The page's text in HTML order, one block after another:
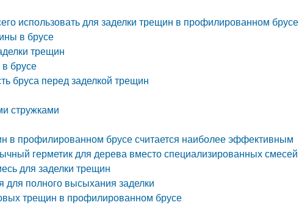
использовать для заделки трещин в профилированном брусе
в брусе
трещин
брусе
бруса перед заделкой трещин
стружками
в профилированном брусе считается наиболее эффективным
герметик для дерева вместо специализированных смесей
для заделки трещин
для полного высыхания заделки
трещин в профилированном брусе